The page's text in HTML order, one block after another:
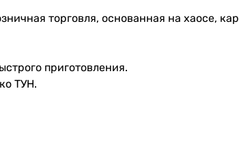
торговля, основанная на хаосе,
приготовления.
ТУН.